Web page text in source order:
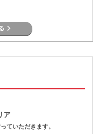
ア
ていただきます。